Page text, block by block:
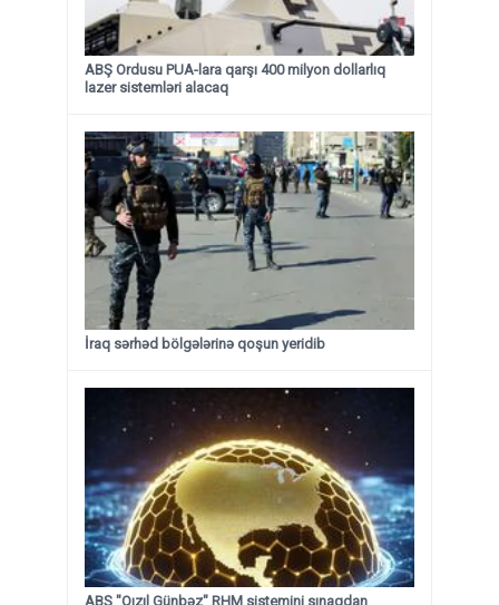
ABŞ Ordusu PUA-lara qarşı 400 milyon dollarlıq
lazer sistemləri alacaq
İraq sərhəd bölgələrinə qoşun yeridib
ABŞ "Qızıl Günbəz" RHM sistemini sınaqdan